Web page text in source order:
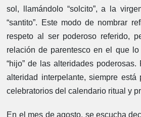
sol, llamándolo “solcito”, a la
“santito”. Este modo de nombrar
respeto al ser poderoso referido,
relación de parentesco en el que
“hijo” de las alteridades poderosas.
alteridad interpelante, siempre está
celebratorios del calendario ritual y
En el mes de agosto, se escucha